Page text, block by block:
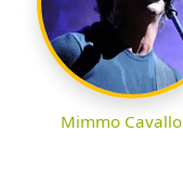
Mimmo Cavallo